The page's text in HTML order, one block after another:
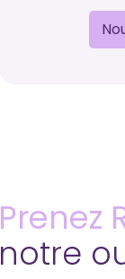
Prenez
notre